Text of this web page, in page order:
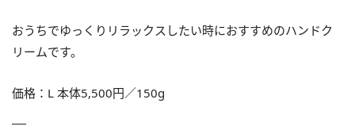
おうちでゆっくりリラックスしたい時におすすめのハンドク
リームです。
価格：L 本体5,500円／150g